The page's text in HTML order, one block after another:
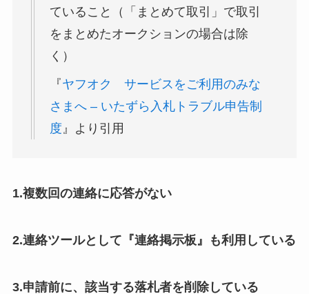
ていること（「まとめて取引」で取引
をまとめたオークションの場合は除
く）
『ヤフオク サービスをご利用のみな
さまへ – いたずら入札トラブル申告制
度 』より引用
1.複数回の連絡に応答がない
2.連絡ツールとして『連絡掲示板』も利用している
3.申請前に、該当する落札者を削除している